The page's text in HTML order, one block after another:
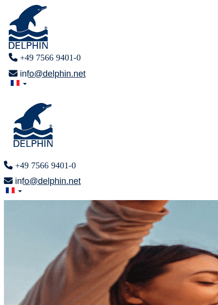
+49 7566 9401-0
info@delphin.net
+49 7566 9401-0
info@delphin.net